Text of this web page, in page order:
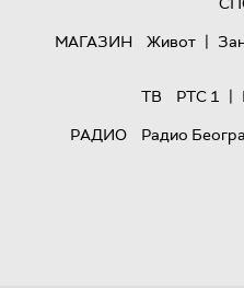
МАГАЗИН
Живот |
ТВ
РТС 1 |
РАДИО
Радио